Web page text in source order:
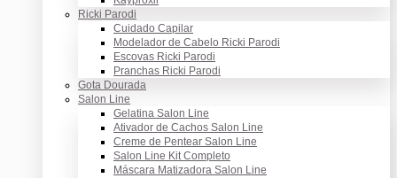
Ricki Parodi
Cuidado Capilar
Modelador de Cabelo Ricki Parodi
Escovas Ricki Parodi
Pranchas Ricki Parodi
Gota Dourada
Salon Line
Gelatina Salon Line
Ativador de Cachos Salon Line
Creme de Pentear Salon Line
Salon Line Kit Completo
Máscara Matizadora Salon Line